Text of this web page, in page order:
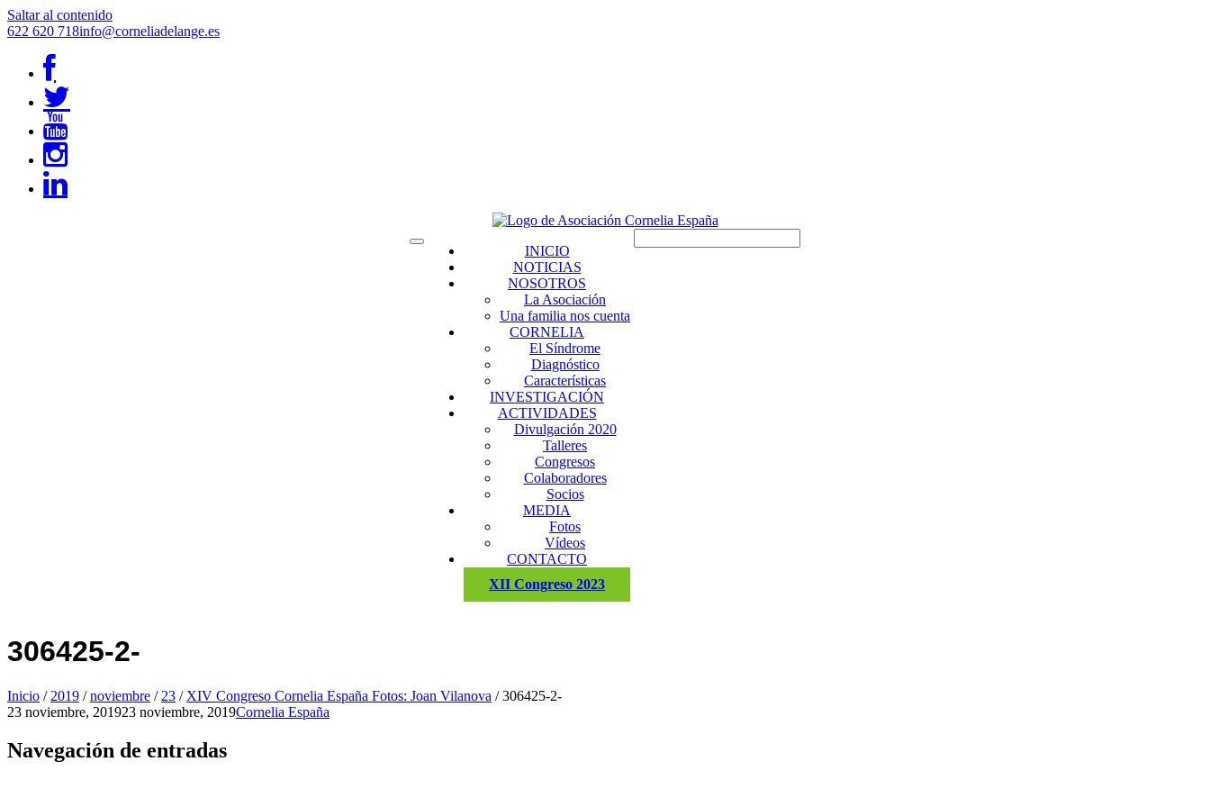
Saltar al contenido
622 620 718info@corneliadelange.es
INICIO
NOTICIAS
NOSOTROS
La Asociación
Una familia nos cuenta
CORNELIA
El Síndrome
Diagnóstico
Características
INVESTIGACIÓN
ACTIVIDADES
Divulgación 2020
Talleres
Congresos
Colaboradores
Socios
MEDIA
Fotos
Vídeos
CONTACTO
XII Congreso 2023
306425-2-
Inicio / 2019 / noviembre / 23 / XIV Congreso Cornelia España Fotos: Joan Vilanova / 306425-2-
23 noviembre, 201923 noviembre, 2019Cornelia España
Navegación de entradas